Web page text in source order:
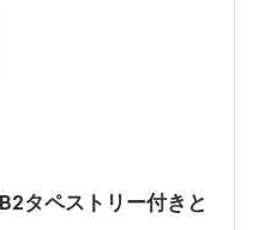
タペストリー付きと